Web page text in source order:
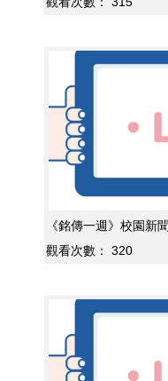
《銘傳一週》校園新
觀看次數：
320